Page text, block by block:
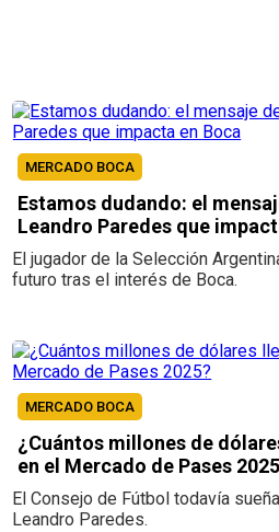
MERCADO BOCA
Estamos dudando: el
Leandro Paredes que
El jugador de la Selección
futuro tras el interés de Boca.
MERCADO BOCA
¿Cuántos millones de
en el Mercado de Pases
El Consejo de Fútbol todavía
Leandro Paredes.